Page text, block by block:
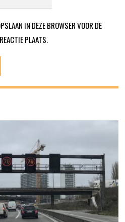
IN DEZE BROWSER VOOR DE
PLAATS.